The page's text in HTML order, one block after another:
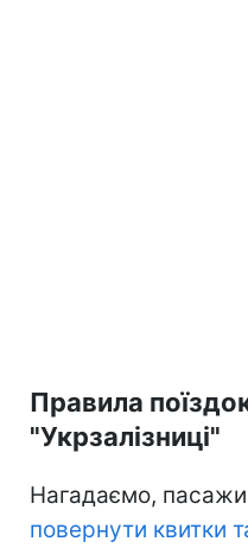
Правила
"Укрзалізниці"
Нагадаємо,
повернути квитки